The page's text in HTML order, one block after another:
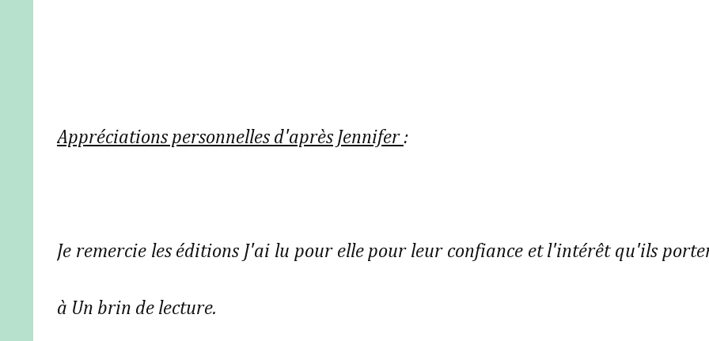
Appréciations personnelles d'après Jennifer:
Je remercie les éditions J'ai lu pour elle pour leur confiance et l'intérêt qu'ils
à Un brin de lecture.